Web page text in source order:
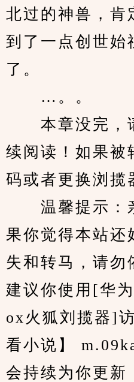
北过的神兽，肯
到了一点创世始
了。
…。。
本章没完，
续阅读！如果被
码或者更换浏揽
温馨提示：
果你觉得本站还
失和转马，请勿
建议你使用[华
ox火狐刘揽器]
看小说】
会持续为你更新